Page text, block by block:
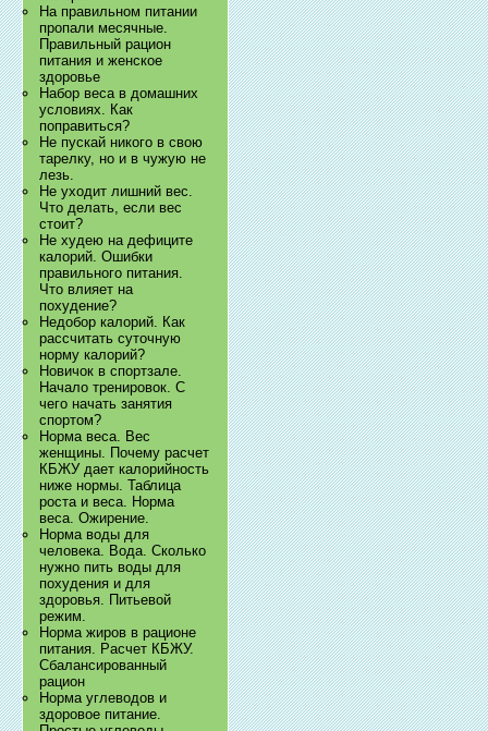
На правильном питании
пропали месячные.
Правильный рацион
питания и женское
здоровье
Набор веса в домашних
условиях. Как
поправиться?
Не пускай никого в свою
тарелку, но и в чужую не
лезь.
Не уходит лишний вес.
Что делать, если вес
стоит?
Не худею на дефиците
калорий. Ошибки
правильного питания.
Что влияет на
похудение?
Недобор калорий. Как
рассчитать суточную
норму калорий?
Новичок в спортзале.
Начало тренировок. С
чего начать занятия
спортом?
Норма веса. Вес
женщины. Почему расчет
КБЖУ дает калорийность
ниже нормы. Таблица
роста и веса. Норма
веса. Ожирение.
Норма воды для
человека. Вода. Сколько
нужно пить воды для
похудения и для
здоровья. Питьевой
режим.
Норма жиров в рационе
питания. Расчет КБЖУ.
Сбалансированный
рацион
Норма углеводов и
здоровое питание.